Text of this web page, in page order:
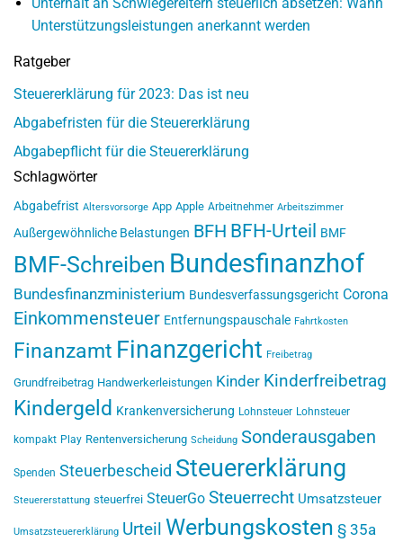
Unterstützungsleistungen anerkannt werden
Ratgeber
Steuererklärung für 2023: Das ist neu
Abgabefristen für die Steuererklärung
Abgabepflicht für die Steuererklärung
Schlagwörter
Abgabefrist Altersvorsorge App Apple Arbeitnehmer Arbeitszimmer
Außergewöhnliche Belastungen BFH BFH-Urteil BMF
BMF-Schreiben Bundesfinanzhof
Bundesfinanzministerium Bundesverfassungsgericht Corona
Einkommensteuer Entfernungspauschale Fahrtkosten
Finanzamt Finanzgericht Freibetrag
Grundfreibetrag Handwerkerleistungen Kinder Kinderfreibetrag
Kindergeld Krankenversicherung Lohnsteuer Lohnsteuer
kompakt Play Rentenversicherung Scheidung Sonderausgaben
Spenden Steuerbescheid Steuererklärung
Steuererstattung steuerfrei SteuerGo Steuerrecht Umsatzsteuer
Umsatzsteuererklärung Urteil Werbungskosten § 35a